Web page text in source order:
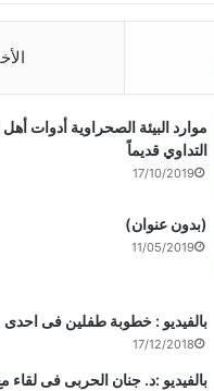
موارد البيئة الصحراوية أدوات
التداوي قديماً
17/10/2019
(بدون عنوان)
11/05/2019
بالفيديو : خطوبة طفلين فى
17/12/2018
بالفيديو :د. جنان الحربى فى لقاء